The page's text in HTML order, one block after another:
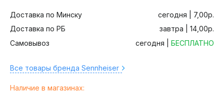
Доставка по Минску
сегодня | 7,00р.
Доставка по РБ
завтра | 14,00р.
Самовывоз
сегодня | БЕСПЛАТНО
Все товары бренда Sennheiser
Наличие в магазинах: